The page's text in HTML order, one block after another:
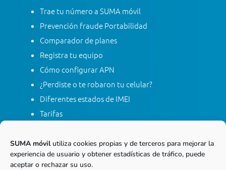
SUMA móvilutiliza cookies propias y de terceros para mejorar la
experiencia de usuario y obtener estadísticas de tráfico, puede
aceptar o rechazar su uso.
Trae tu número a SUMA móvil
Prevención fraude Portabilidad
Comparador de planes
Registra tu equipo
Cómo configurar APN
¿Perdiste o te robaron tu celular?
Diferentes estados de IMEI
Tarifas
Apagón red móvil 2G